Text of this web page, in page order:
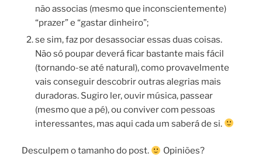
não associas (mesmo que inconscientemente)
“prazer” e “gastar dinheiro”;
se sim, faz por desassociar essas duas coisas.
Não só poupar deverá ficar bastante mais fácil
(tornando-se até natural), como provavelmente
vais conseguir descobrir outras alegrias mais
duradoras. Sugiro ler, ouvir música, passear
(mesmo que a pé), ou conviver com pessoas
interessantes, mas aqui cada um saberá de si.
Desculpem o tamanho do post. Opiniões?